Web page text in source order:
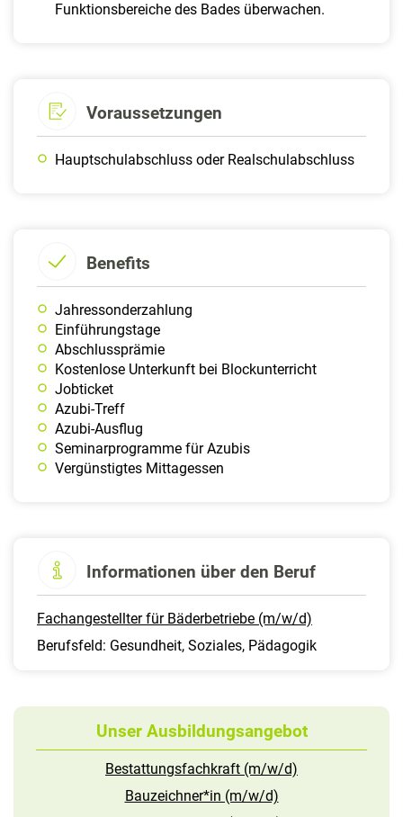
Funktionsbereiche des Bades überwachen.
Voraussetzungen
Hauptschulabschluss oder Realschulabschluss
Benefits
Jahressonderzahlung
Einführungstage
Abschlussprämie
Kostenlose Unterkunft bei Blockunterricht
Jobticket
Azubi-Treff
Azubi-Ausflug
Seminarprogramme für Azubis
Vergünstigtes Mittagessen
Informationen über den Beruf
Fachangestellter für Bäderbetriebe (m/w/d)
Berufsfeld: Gesundheit, Soziales, Pädagogik
Unser Ausbildungsangebot
Bestattungsfachkraft (m/w/d)
Bauzeichner*in (m/w/d)